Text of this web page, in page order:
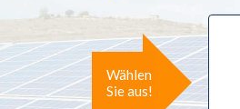
Wählen
Sie aus!